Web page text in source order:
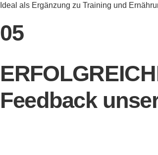
Ideal als Ergänzung zu Training und
05
Feedback